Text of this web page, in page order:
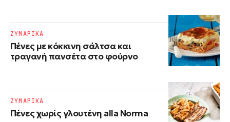
Πένες με κόκκινη σάλτσα και
τραγανή πανσέτα στο φούρνο
ΖΥΜΑΡΙΚΑ
Πένες χωρίς γλουτένη alla Norma
ΖΥΜΑΡΙΚΑ